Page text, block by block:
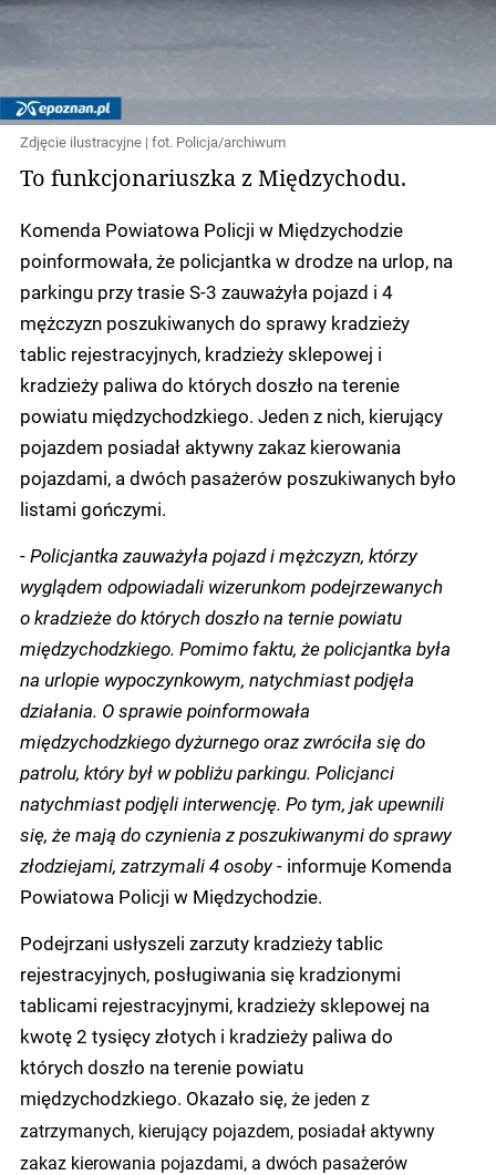
Zdjęcie ilustracyjne | fot. Policja/archiwum
To funkcjonariuszka z Międzychodu.
Komenda Powiatowa Policji w Międzychodzie
poinformowała, że policjantka w drodze na urlop, na
parkingu przy trasie S-3 zauważyła pojazd i 4
mężczyzn poszukiwanych do sprawy kradzieży
tablic rejestracyjnych, kradzieży sklepowej i
kradzieży paliwa do których doszło na terenie
powiatu międzychodzkiego. Jeden z nich, kierujący
pojazdem posiadał aktywny zakaz kierowania
pojazdami, a dwóch pasażerów poszukiwanych było
listami gończymi.
-Policjantka zauważyła pojazd i mężczyzn, którzy
wyglądem odpowiadali wizerunkom podejrzewanych
o kradzieże do których doszło na ternie powiatu
międzychodzkiego. Pomimo faktu, że policjantka była
na urlopie wypoczynkowym, natychmiast podjęła
działania. O sprawie poinformowała
międzychodzkiego dyżurnego oraz zwróciła się do
patrolu, który był w pobliżu parkingu. Policjanci
natychmiast podjęli interwencję. Po tym, jak upewnili
się, że mają do czynienia z poszukiwanymi do sprawy
złodziejami, zatrzymali 4 osoby - informuje Komenda
Powiatowa Policji w Międzychodzie.
Podejrzani usłyszeli zarzuty kradzieży tablic
rejestracyjnych, posługiwania się kradzionymi
tablicami rejestracyjnymi, kradzieży sklepowej na
kwotę 2 tysięcy złotych i kradzieży paliwa do
których doszło na terenie powiatu
międzychodzkiego. Okazało się, że jeden z
zatrzymanych, kierujący pojazdem, posiadał aktywny
zakaz kierowania pojazdami, a dwóch pasażerów